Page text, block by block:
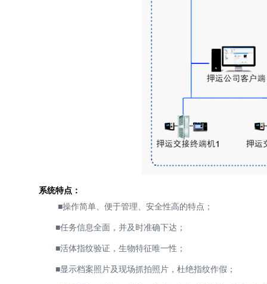
系统特点：
■操作简单、便于管理、安全性高的特点；
■任务信息全面，并及时准确下达；
■活体指纹验证，生物特征唯一性；
■显示档案照片及现场抓拍照片，杜绝指纹作假；